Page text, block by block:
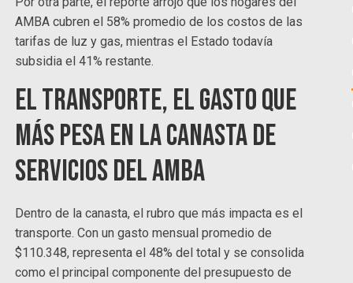
AMBA cubren el 58% promedio de los costos de las
tarifas de luz y gas, mientras el Estado todavía
subsidia el 41% restante.
El transporte, el gasto que
más pesa en la canasta de
servicios del AMBA
Dentro de la canasta, el rubro que más impacta es el
transporte. Con un gasto mensual promedio de
$110.348, representa el 48% del total y se consolida
como el principal componente del presupuesto de